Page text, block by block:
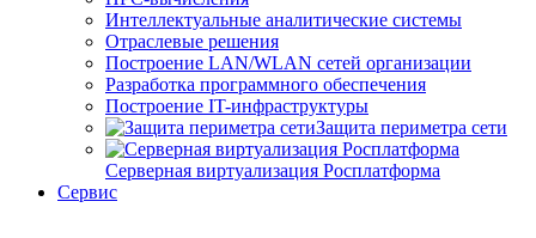
Интеллектуальные аналитические системы
Отраслевые решения
Построение LAN/WLAN сетей организации
Разработка программного обеспечения
Построение IT-инфраструктуры
Защита периметра сети
Серверная виртуализация Росплатформа
Сервис